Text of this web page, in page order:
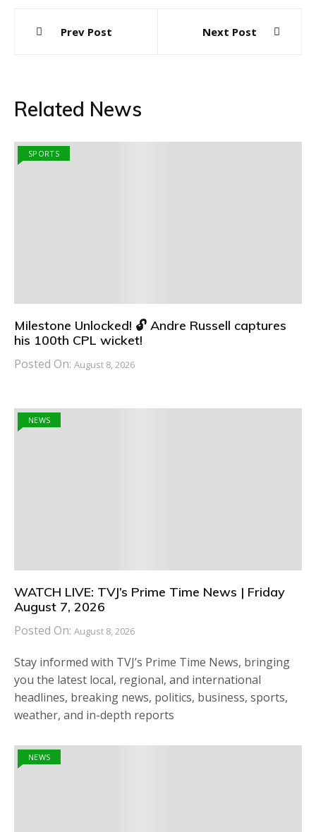
navigation
Prev Post Next Post
Related News
SPORTS
Milestone Unlocked! 🔓 Andre Russell captures
his 100th CPL wicket!
Posted On: August 8, 2026
NEWS
WATCH LIVE: TVJ’s Prime Time News | Friday
August 7, 2026
Posted On: August 8, 2026
Stay informed with TVJ’s Prime Time News, bringing
you the latest local, regional, and international
headlines, breaking news, politics, business, sports,
weather, and in-depth reports
NEWS